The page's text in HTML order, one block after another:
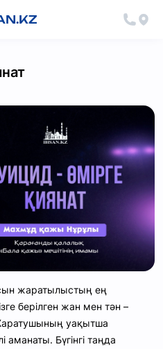
жаратылыстың ең
берілген жан мен тән –
Жаратушының уақытша
аманаты. Бүгінгі таңда